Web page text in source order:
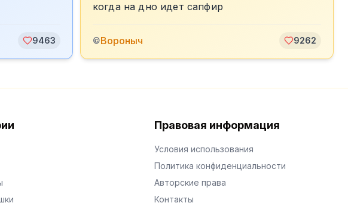
9463
когда на дно идет сапфир
©Вороныч 9262
Правовая информация
Условия использования
Политика конфиденциальности
Авторские права
Контакты